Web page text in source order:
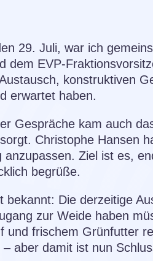
29. Juli, war ich
dem EVP-
konstruktiven
erwartet haben.
Gespräche kam auch
Christophe Hansen
anzupassen. Ziel ist es,
begrüße.
bekannt: Die derzeitige
zur Weide haben
und frischem Grünfutter
– aber damit ist nun